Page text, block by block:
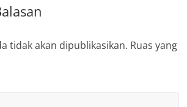
tidak akan dipublikasikan. Ruas yang